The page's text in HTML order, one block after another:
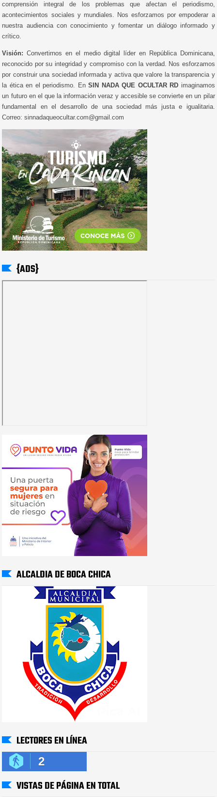
comprensión integral de los problemas que afectan el periodismo,
acontecimientos sociales y mundiales. Nos esforzamos por empoderar a
nuestra audiencia con conocimiento y fomentar un diálogo informado y
crítico.
Visión: Convertirnos en el medio digital líder en República Dominicana,
reconocido por su integridad y compromiso con la verdad. Nos esforzamos
por construir una sociedad informada y activa que valore la transparencia y
la ética en el periodismo. EnSIN NADA QUE OCULTAR RD imaginamos
un futuro en el que la información veraz y accesible se convierte en un pilar
fundamental en el desarrollo de una sociedad más justa e igualitaria.
Correo: sinnadaqueocultar.com@gmail.com
{ADS}
ALCALDIA DE BOCA CHICA
LECTORES EN LÍNEA
2
VISTAS DE PÁGINA EN TOTAL